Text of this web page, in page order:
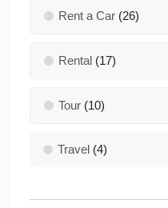
Rent a Car (26)
Rental (17)
Tour (10)
Travel (4)